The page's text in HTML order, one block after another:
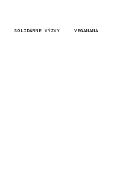
SOLIDÁRNE VÝZVY VEGANANA